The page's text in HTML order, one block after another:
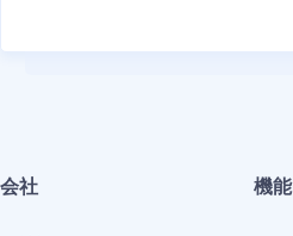
会社 機能